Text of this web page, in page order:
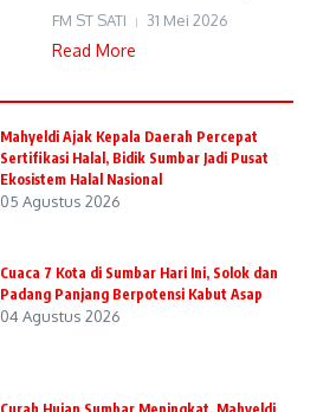
FM ST SATI 31 Mei 2026
Read More
Mahyeldi Ajak Kepala Daerah Percepat
Sertifikasi Halal, Bidik Sumbar Jadi Pusat
Ekosistem Halal Nasional
05 Agustus 2026
Cuaca 7 Kota di Sumbar Hari Ini, Solok dan
Padang Panjang Berpotensi Kabut Asap
04 Agustus 2026